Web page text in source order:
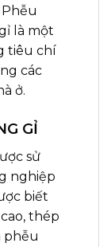
là một
tiêu chí
các
ở.
GỈ
sử
nghiệp
biết
thép
phễu